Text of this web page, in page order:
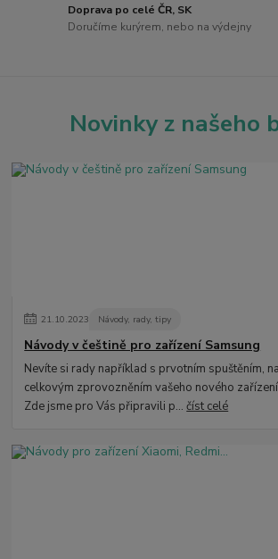
Doprava po celé ČR, SK
Doručíme kurýrem, nebo na výdejny
Novinky z našeho
21.10.2023 Návody, rady, tipy
Návody v češtině pro zařízení Samsung
Nevíte si rady například s prvotním spuštěním,
celkovým zprovozněním vašeho nového
Zde jsme pro Vás připravili p...číst celé